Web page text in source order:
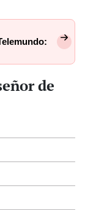
de